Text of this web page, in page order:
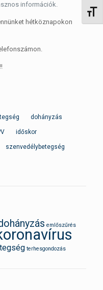
információk.
hétköznapokon
dohányzás
időskor
szenvedélybetegség
emlőszűrés
terhesgondozás